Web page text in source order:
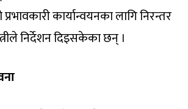
कार्यान्वयनका लागि निरन्तर
निर्देशन दिइसकेका छन् ।